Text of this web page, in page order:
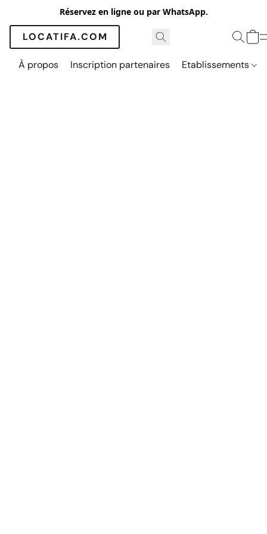
Réservez en ligne ou par WhatsApp.
LOCATIFA.COM
À propos Inscription partenaires Etablissements